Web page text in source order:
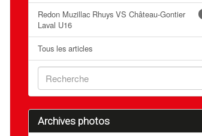
Redon Muzillac Rhuys VS Château-Gontier
Laval U16
Tous les articles
Archives photos